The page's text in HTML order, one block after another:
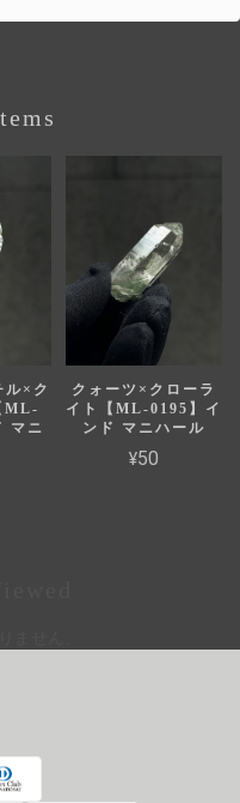
ル×ク
ML-
マニ
クォーツ×クローラ
イト【ML-0195】イ
ンド マニハール
¥50